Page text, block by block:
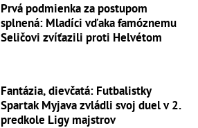
Prvá podmienka za postupom
splnená: Mladíci vďaka famóznemu
Seličovi zvíťazili proti Helvétom
Fantázia, dievčatá: Futbalistky
Spartak Myjava zvládli svoj duel v 2.
predkole Ligy majstrov